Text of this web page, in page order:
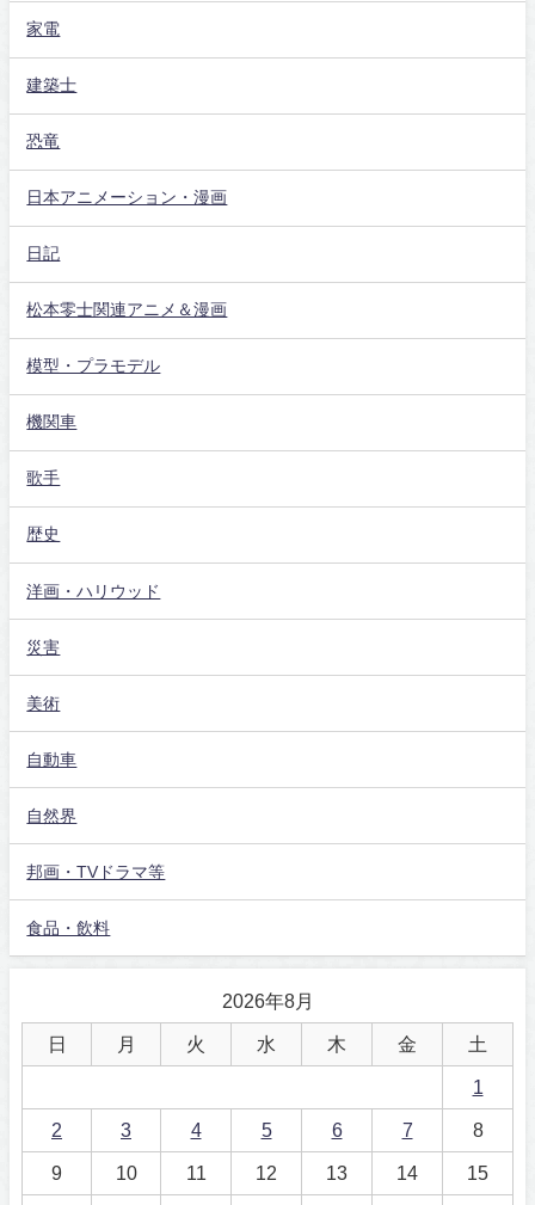
家電
建築士
恐竜
日本アニメーション・漫画
日記
松本零士関連アニメ＆漫画
模型・プラモデル
機関車
歌手
歴史
洋画・ハリウッド
災害
美術
自動車
自然界
邦画・TVドラマ等
食品・飲料
2026年8月
日 月 火 水 木 金 土
1
2 3 4 5 6 7 8
9 10 11 12 13 14 15